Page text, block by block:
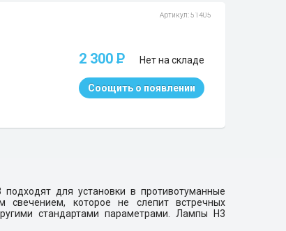
Артикул: 51405
2 300 P Нет на складе
Соощить о появлении
для установки в противотуманные
которое не слепит встречных
стандартами параметрами. Лампы H3